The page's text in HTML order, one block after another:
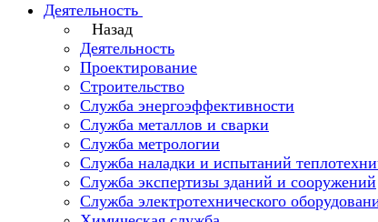
Деятельность
Назад
Деятельность
Проектирование
Строительство
Служба энергоэффективности
Служба металлов и сварки
Служба метрологии
Служба наладки и испытаний
Служба экспертизы зданий и сооружений
Служба электротехнического